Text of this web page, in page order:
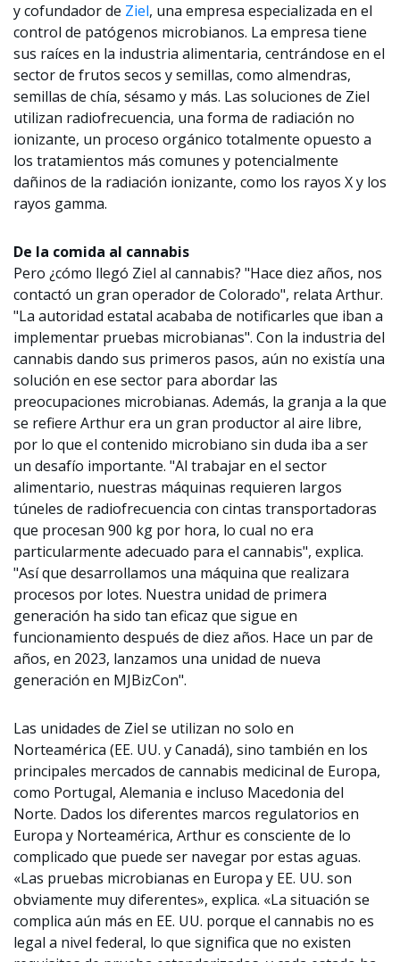
y cofundador de Ziel, una empresa especializada en el
control de patógenos microbianos. La empresa tiene
sus raíces en la industria alimentaria, centrándose en el
sector de frutos secos y semillas, como almendras,
semillas de chía, sésamo y más. Las soluciones de Ziel
utilizan radiofrecuencia, una forma de radiación no
ionizante, un proceso orgánico totalmente opuesto a
los tratamientos más comunes y potencialmente
dañinos de la radiación ionizante, como los rayos X y los
rayos gamma.
De la comida al cannabis
Pero ¿cómo llegó Ziel al cannabis? "Hace diez años, nos
contactó un gran operador de Colorado", relata Arthur.
"La autoridad estatal acababa de notificarles que iban a
implementar pruebas microbianas". Con la industria del
cannabis dando sus primeros pasos, aún no existía una
solución en ese sector para abordar las
preocupaciones microbianas. Además, la granja a la que
se refiere Arthur era un gran productor al aire libre,
por lo que el contenido microbiano sin duda iba a ser
un desafío importante. "Al trabajar en el sector
alimentario, nuestras máquinas requieren largos
túneles de radiofrecuencia con cintas transportadoras
que procesan 900 kg por hora, lo cual no era
particularmente adecuado para el cannabis", explica.
"Así que desarrollamos una máquina que realizara
procesos por lotes. Nuestra unidad de primera
generación ha sido tan eficaz que sigue en
funcionamiento después de diez años. Hace un par de
años, en 2023, lanzamos una unidad de nueva
generación en MJBizCon".
Las unidades de Ziel se utilizan no solo en
Norteamérica (EE. UU. y Canadá), sino también en los
principales mercados de cannabis medicinal de Europa,
como Portugal, Alemania e incluso Macedonia del
Norte. Dados los diferentes marcos regulatorios en
Europa y Norteamérica, Arthur es consciente de lo
complicado que puede ser navegar por estas aguas.
«Las pruebas microbianas en Europa y EE. UU. son
obviamente muy diferentes», explica. «La situación se
complica aún más en EE. UU. porque el cannabis no es
legal a nivel federal, lo que significa que no existen